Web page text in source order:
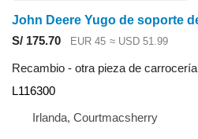
S/ 175.70 EUR 45 ≈ USD 51.99
Recambio - otra pieza de carrocería
L116300
Irlanda, Courtmacsherry